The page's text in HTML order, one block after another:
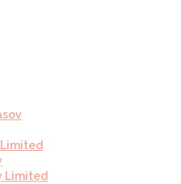
Limited